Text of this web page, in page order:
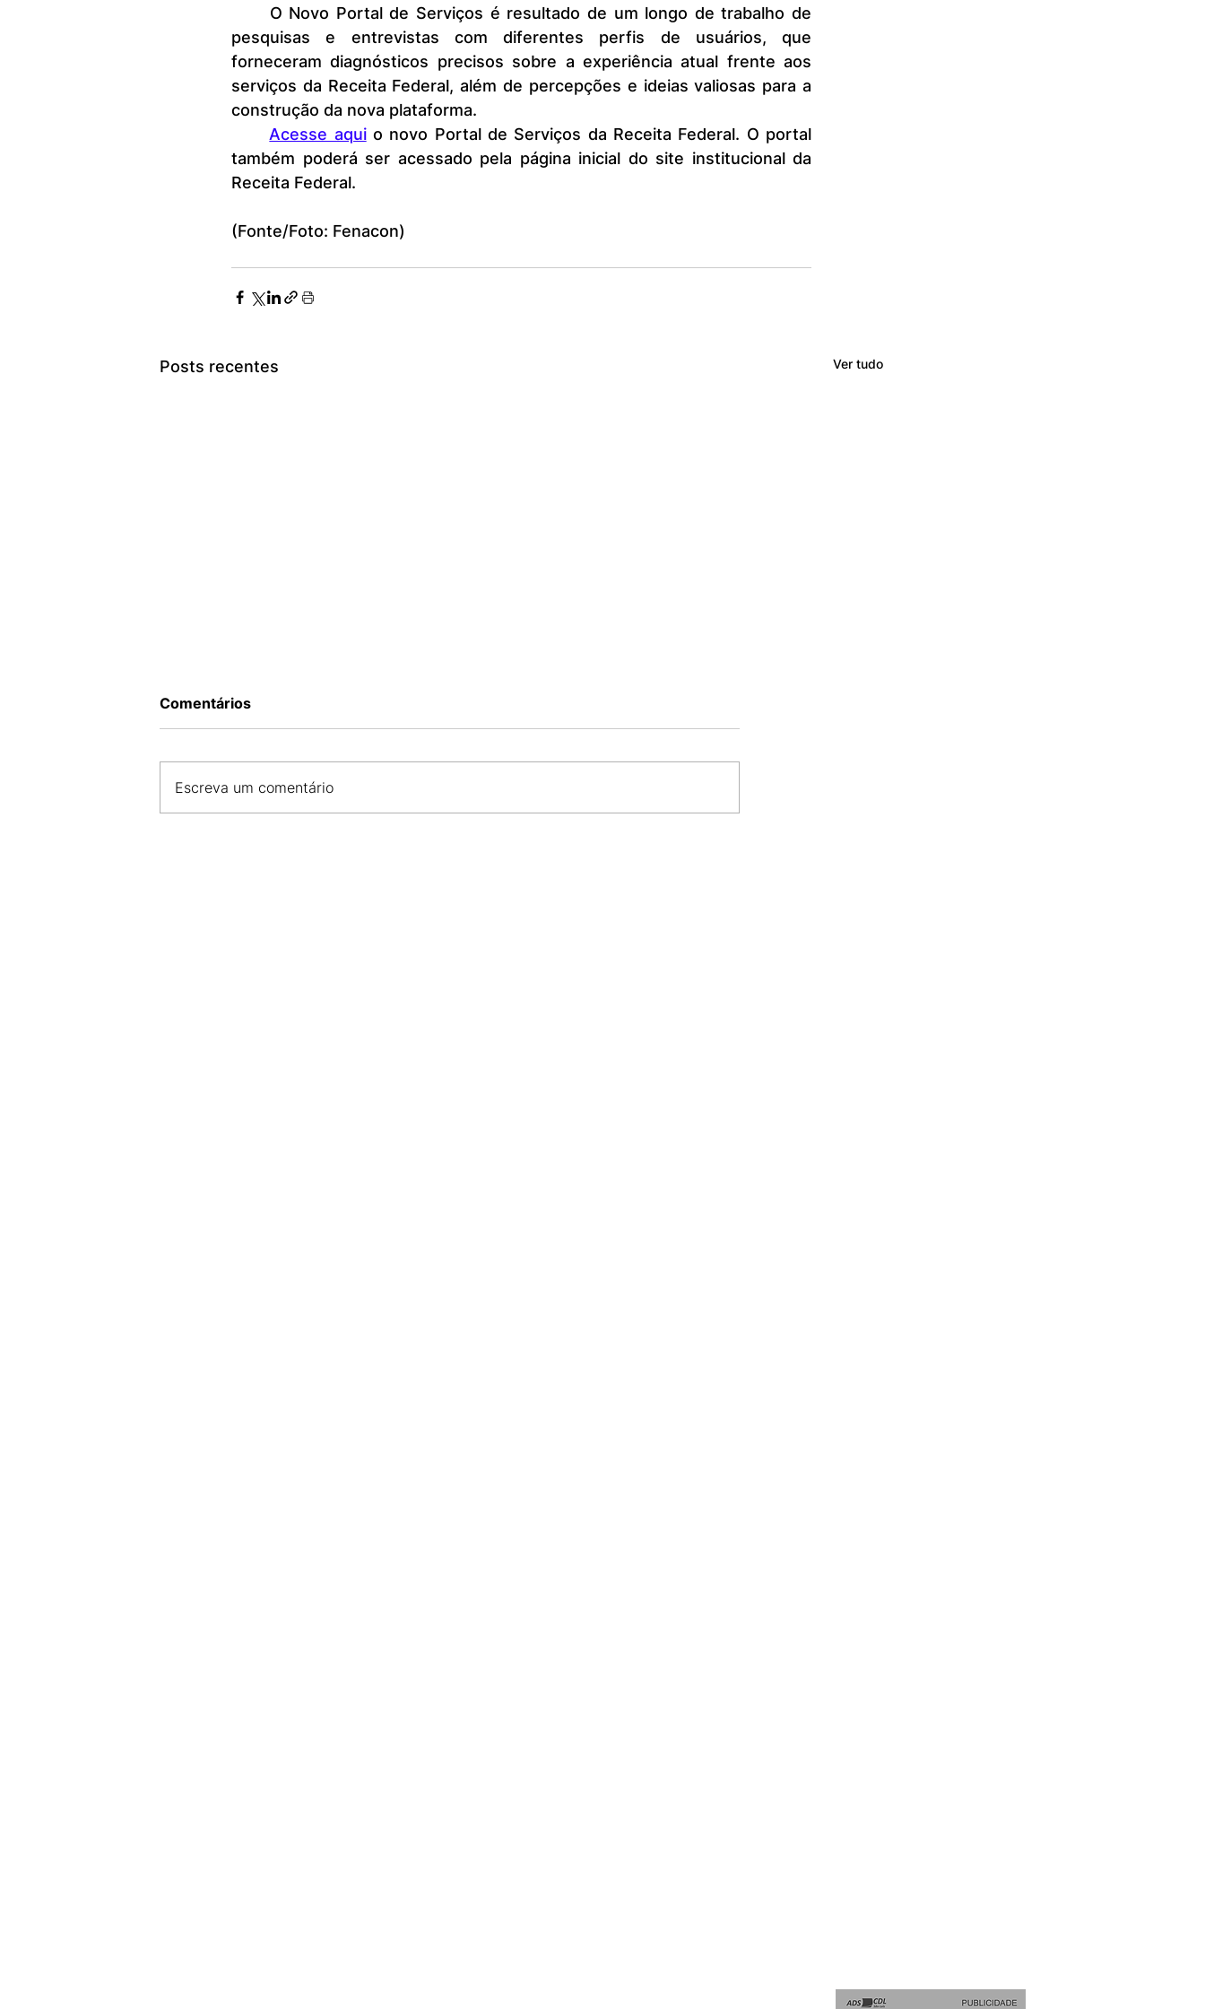
pesquisas e entrevistas com diferentes perfis de usuários, que
forneceram diagnósticos precisos sobre a experiência atual frente aos
serviços da Receita Federal, além de percepções e ideias valiosas para a
construção da nova plataforma.
Acesse aqui o novo Portal de Serviços da Receita Federal. O portal
também poderá ser acessado pela página inicial do site institucional da
Receita Federal.
(Fonte/Foto: Fenacon)
Posts recentes Ver tudo
Comentários
Escreva um comentário